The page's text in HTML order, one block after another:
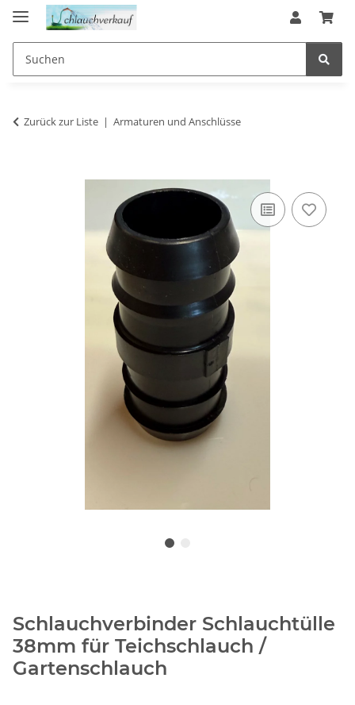
Zurück zur Liste Armaturen und Anschlüsse
Schlauchverbinder Schlauchtülle
38mm für Teichschlauch /
Gartenschlauch